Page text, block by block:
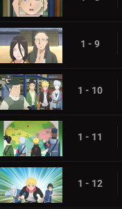
1 - 9
1 - 10
1 - 11
1 - 12